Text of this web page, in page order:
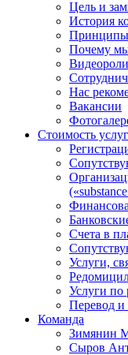
Цель и
История
Принципы
Почему
Нас
Вакансии
Стоимость услуг
Счета в
Услуги,
Услуги по
Перевод и
Команда
Зимянин
Сыров